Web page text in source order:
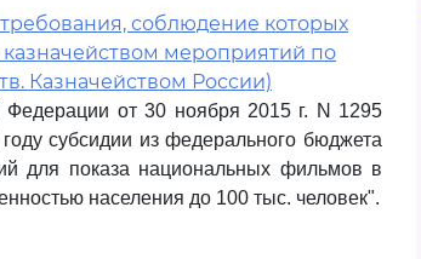
соблюдение которых
мероприятий по
Казначейством России)
Федерации от 30 ноября 2015 г. N 1295
субсидии из федерального бюджета
для показа национальных фильмов в
населения до 100 тыс. человек".